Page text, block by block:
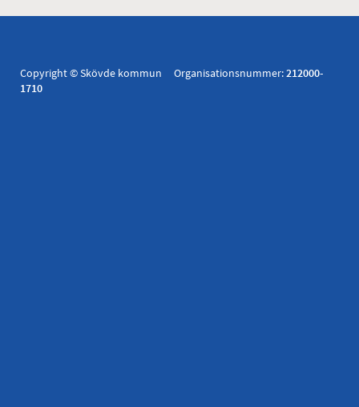
Copyright © Skövde kommun Organisationsnummer:212000-
1710